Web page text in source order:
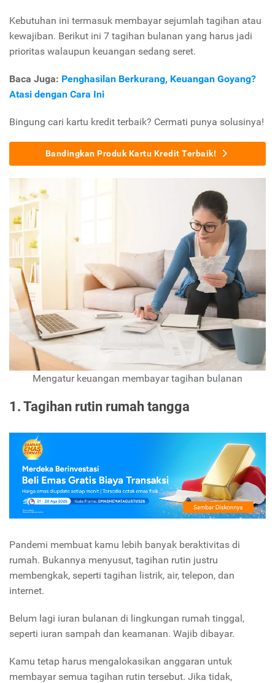
Kebutuhan ini termasuk membayar sejumlah tagihan atau
kewajiban. Berikut ini 7 tagihan bulanan yang harus jadi
prioritas walaupun keuangan sedang seret.
Baca Juga: Penghasilan Berkurang, Keuangan Goyang?
Atasi dengan Cara Ini
Bingung cari kartu kredit terbaik? Cermati punya solusinya!
Bandingkan Produk Kartu Kredit Terbaik!
Mengatur keuangan membayar tagihan bulanan
1. Tagihan rutin rumah tangga
Pandemi membuat kamu lebih banyak beraktivitas di
rumah. Bukannya menyusut, tagihan rutin justru
membengkak, seperti tagihan listrik, air, telepon, dan
internet.
Belum lagi iuran bulanan di lingkungan rumah tinggal,
seperti iuran sampah dan keamanan. Wajib dibayar.
Kamu tetap harus mengalokasikan anggaran untuk
membayar semua tagihan rutin tersebut. Jika tidak,